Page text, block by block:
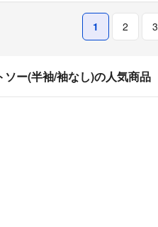
1 2 3
ー(半袖/袖なし)の人気商品